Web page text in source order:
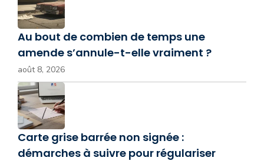
Au bout de combien de temps une
amende s’annule-t-elle vraiment ?
août 8, 2026
Carte grise barrée non signée :
démarches à suivre pour régulariser